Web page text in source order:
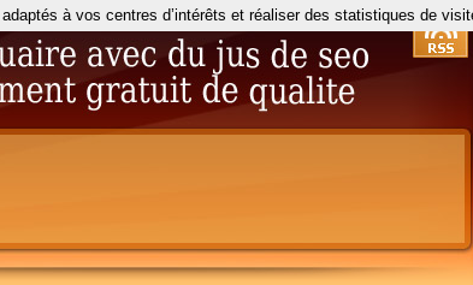
à vos centres d’intérêts et réaliser des statistiques de